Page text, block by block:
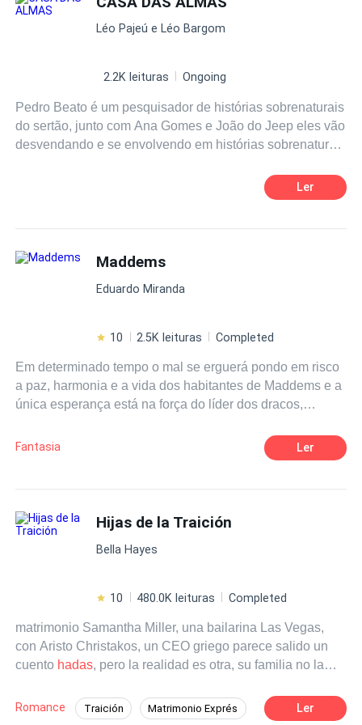
conheceu, de uma forma completamente nova e
envolvente e descubra a verdadeira história nunca antes
Léo Pajeú e Léo Bargom
2.2K leituras Ongoing
Pedro Beato é um pesquisador de histórias sobrenaturais
do sertão, junto com Ana Gomes e João do Jeep eles vão
desvendando e se envolvendo em histórias sobrenaturais
cidade conhecida por suas belezas e contos, mas que
guarda mistérios, vultos, espectros, ectoplasmas, bruxos,
Ler
Maddems
Eduardo Miranda
10 2.5K leituras Completed
Em determinado tempo o mal se erguerá pondo em risco
a paz, harmonia e a vida dos habitantes de Maddems e a
única esperança está na força do líder dos dracos,
Fantasia Ler
Hijas de la Traición
Bella Hayes
10 480.0K leituras Completed
matrimonio Samantha Miller, una bailarina Las Vegas,
con Aristo Christakos, un CEO griego parece salido un
cuento hadas, pero la realidad es otra, su familia no la
que le ha sido infiel con su propio hermano gemelo.
Samantha vuelve a casa destrozada y embarazada de
Romance Traición Matrimonio Exprés Ler